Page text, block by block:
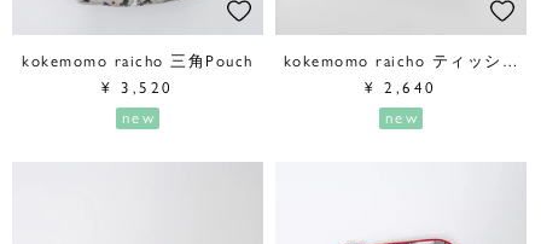
kokemomo raicho 三角Pouch
¥ 3,520
new
kokemomo raicho ティッシュPouch
¥ 2,640
new